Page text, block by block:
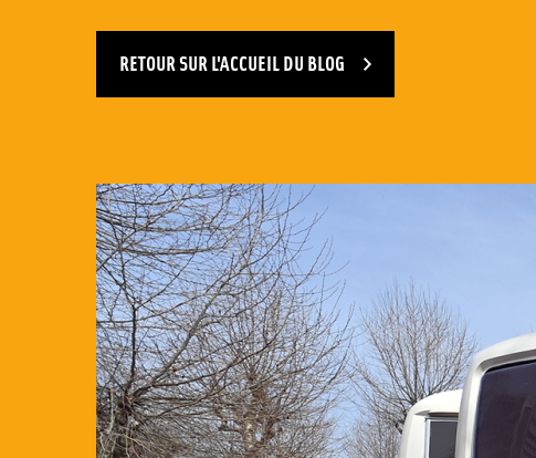
RETOUR SUR L'ACCUEIL DU BLOG